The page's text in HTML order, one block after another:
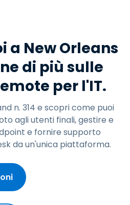
a New Orleans
di più sulle
per l'IT.
n. 314 e scopri come puoi
agli utenti finali, gestire e
e fornire supporto
da un'unica piattaforma.